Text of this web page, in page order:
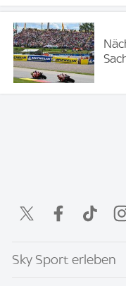
Sky Sport erleben